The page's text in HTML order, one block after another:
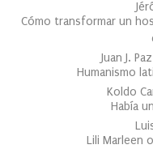
Cómo transformar un
Juan J.
Humanismo
Koldo
Había
Lili Marleen